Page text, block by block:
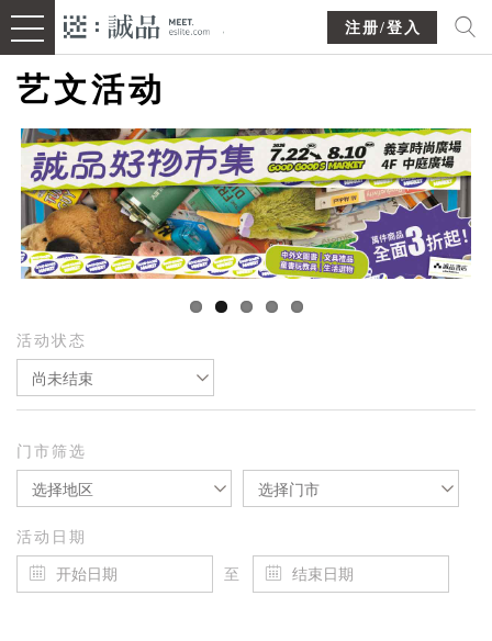
注册/登入
艺文活动
活动状态
尚未结束
门市筛选
选择地区 选择门市
活动日期
至